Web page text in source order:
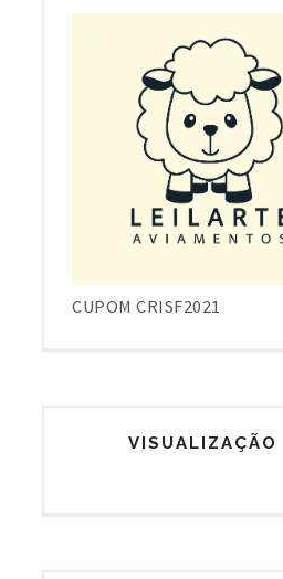
CUPOM CRISF2021
VISUALIZAÇÃO